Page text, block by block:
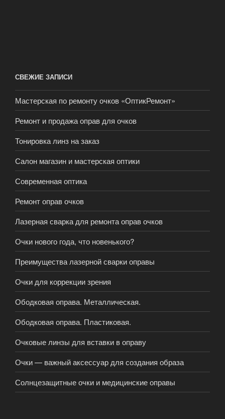
СВЕЖИЕ ЗАПИСИ
Мастерская по ремонту очков «ОптикРемонт»
Ремонт и продажа оправ для очков
Тонировка линз на заказ
Салон магазин и мастерская оптики
Современная оптика
Ремонт оправ очков
Лазерная сварка для ремонта оправ очков
Очки нового года, что новенького?
Преимущества лазерной сварки оправы
Очки для коррекции зрения
Ободковая оправа. Металлическая.
Ободковая оправа. Пластиковая.
Очковые линзы для вставки в оправу
Очки — важный аксессуар для создания образа
Солнцезащитные очки и медицинские оправы